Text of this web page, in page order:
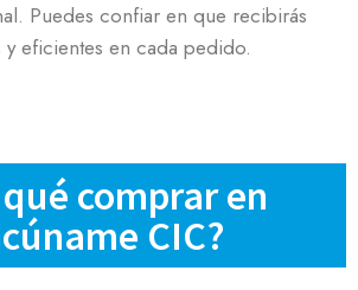
Puedes confiar en que recibirás
eficientes en cada pedido.
comprar en
CIC?